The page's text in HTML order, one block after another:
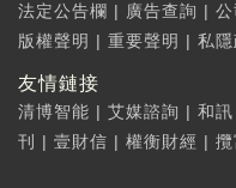
法定公告欄 | 廣告查詢 |
版權聲明 | 重要聲明 | 私
友情鏈接
清博智能 | 艾媒諮詢 | 和訊
刊
| 壹財信 | 權衡財經 |